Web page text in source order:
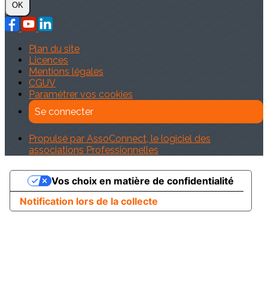
OK
Plan du site
Licences
Mentions légales
CGUV
Paramétrer vos cookies
Se connecter
Propulsé par AssoConnect, le logiciel des
associations Professionnelles
Notification lors de la collecte
Vos choix en matière de confidentialité